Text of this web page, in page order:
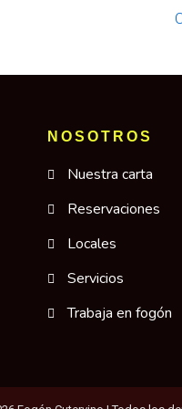
NOSOTROS
Nuestra carta
Reservaciones
Locales
Servicios
Trabaja en fogón